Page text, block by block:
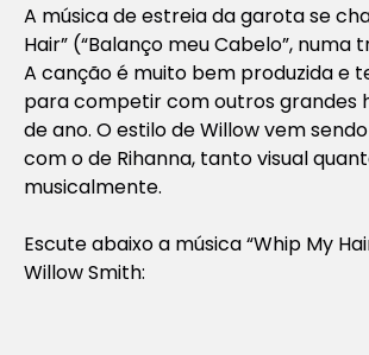
A música de estreia da garota se
Hair” (“Balanço meu Cabelo”, numa
A canção é muito bem produzida e
para competir com outros grandes
de ano. O estilo de Willow vem
com o de Rihanna, tanto visual
musicalmente.
Escute abaixo a música “Whip My
Willow Smith: